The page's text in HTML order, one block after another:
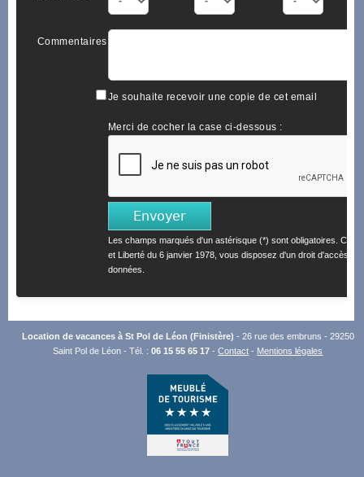
Commentaires
Je souhaite recevoir une copie de cet email
Merci de cocher la case ci-dessous :
Les champs marqués d'un astérisque (*) sont obligatoires.
et Liberté du 6 janvier 1978, vous disposez d'un droit d'accès et
données.
Location de vacances à St Pol de Léon (Finistère) - 26 rue des embruns - 29250
Saint Pol de Léon - Tél. :06 15 55 65 17 -Contact - Mentions légales